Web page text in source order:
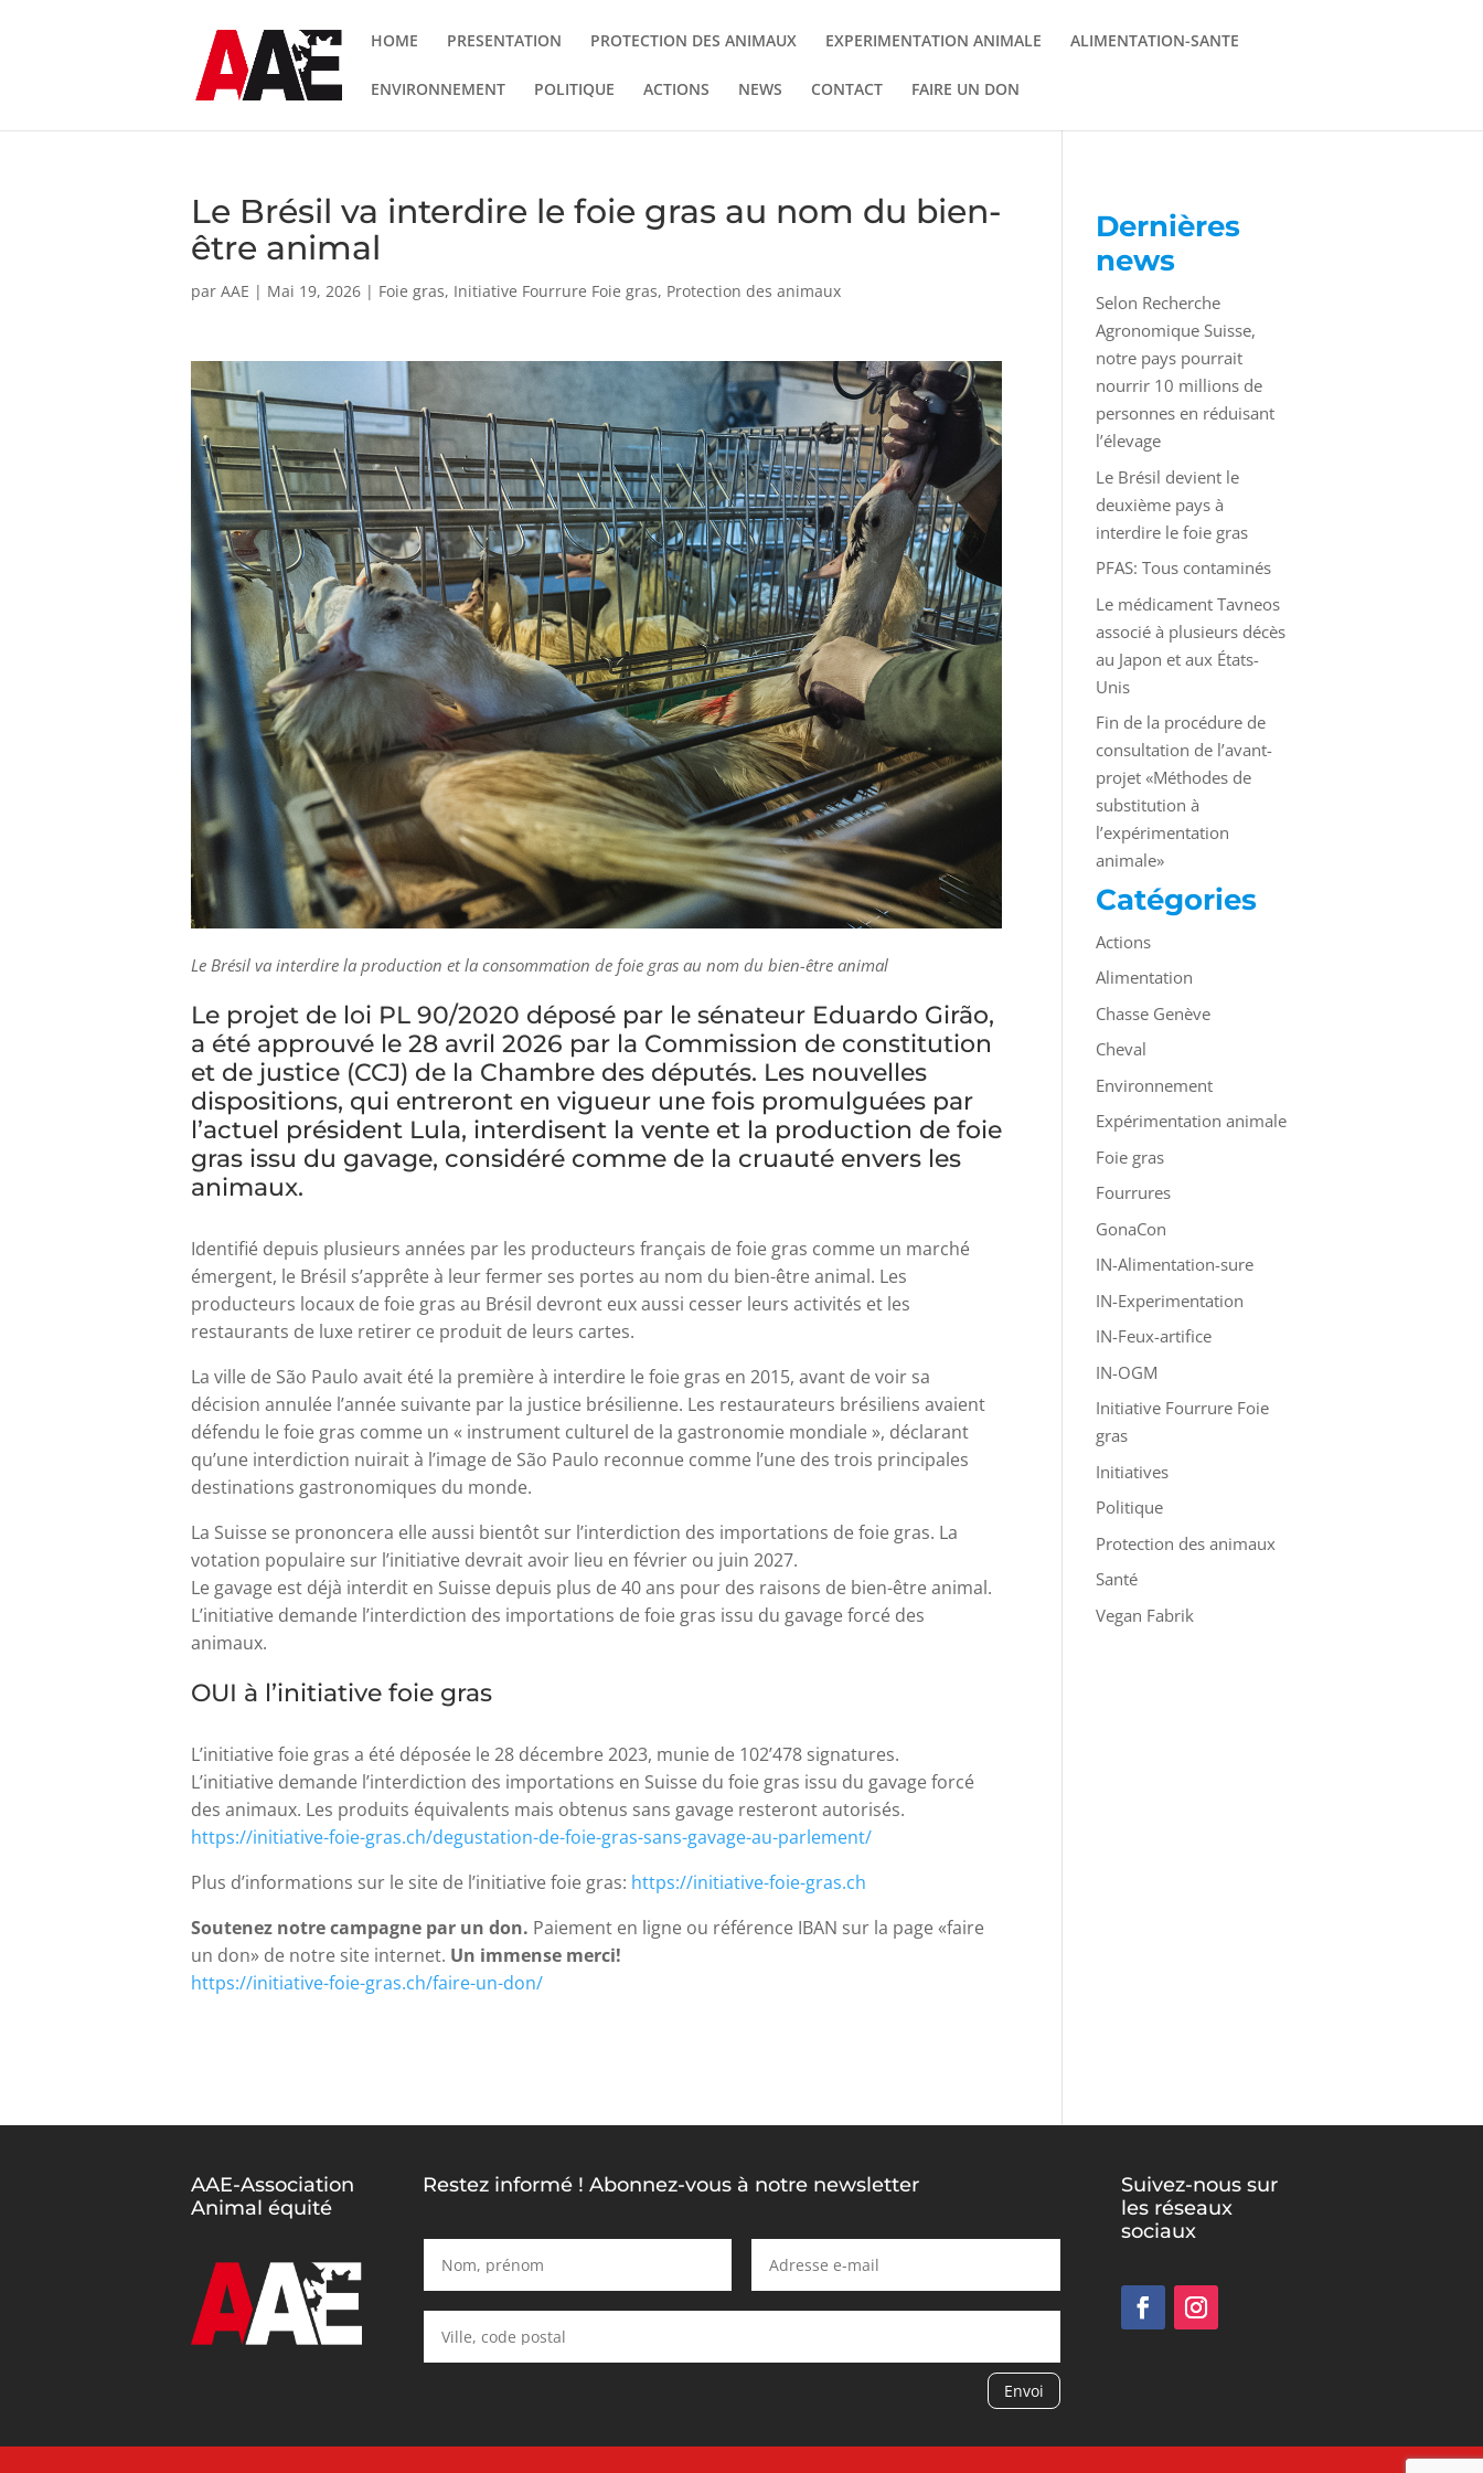
HOME PRESENTATION PROTECTION DES ANIMAUX EXPERIMENTATION ANIMALE ALIMENTATION-SANTE
ENVIRONNEMENT POLITIQUE ACTIONS NEWS CONTACT FAIRE UN DON
Le Brésil va interdire le foie gras au nom du bien-
être animal
par AAE | Mai 19, 2026| Foie gras, Initiative Fourrure Foie gras, Protection des animaux
Le Brésil va interdire la production et la consommation de foie gras au nom du bien-être animal
Le projet de loi PL 90/2020 déposé par le sénateur Eduardo Girão,
a été approuvé le 28 avril 2026 par la Commission de constitution
et de justice (CCJ) de la Chambre des députés. Les nouvelles
dispositions, qui entreront en vigueur une fois promulguées par
l’actuel président Lula, interdisent la vente et la production de foie
gras issu du gavage, considéré comme de la cruauté envers les
animaux.
Identifié depuis plusieurs années par les producteurs français de foie gras comme un marché
émergent, le Brésil s’apprête à leur fermer ses portes au nom du bien-être animal. Les
producteurs locaux de foie gras au Brésil devront eux aussi cesser leurs activités et les
restaurants de luxe retirer ce produit de leurs cartes.
La ville de São Paulo avait été la première à interdire le foie gras en 2015, avant de voir sa
décision annulée l’année suivante par la justice brésilienne. Les restaurateurs brésiliens avaient
défendu le foie gras comme un « instrument culturel de la gastronomie mondiale », déclarant
qu’une interdiction nuirait à l’image de São Paulo reconnue comme l’une des trois principales
destinations gastronomiques du monde.
La Suisse se prononcera elle aussi bientôt sur l’interdiction des importations de foie gras. La
votation populaire sur l’initiative devrait avoir lieu en février ou juin 2027.
Le gavage est déjà interdit en Suisse depuis plus de 40 ans pour des raisons de bien-être animal.
L’initiative demande l’interdiction des importations de foie gras issu du gavage forcé des
animaux.
OUI à l’initiative foie gras
L’initiative foie gras a été déposée le 28 décembre 2023, munie de 102’478 signatures.
L’initiative demande l’interdiction des importations en Suisse du foie gras issu du gavage forcé
des animaux. Les produits équivalents mais obtenus sans gavage resteront autorisés.
https://initiative-foie-gras.ch/degustation-de-foie-gras-sans-gavage-au-parlement/
Plus d’informations sur le site de l’initiative foie gras: https://initiative-foie-gras.ch
Soutenez notre campagne par un don. Paiement en ligne ou référence IBAN sur la page «faire
un don» de notre site internet. Un immense merci!
https://initiative-foie-gras.ch/faire-un-don/
Dernières
news
Selon Recherche
Agronomique Suisse,
notre pays pourrait
nourrir 10 millions de
personnes en réduisant
l’élevage
Le Brésil devient le
deuxième pays à
interdire le foie gras
PFAS: Tous contaminés
Le médicament Tavneos
associé à plusieurs décès
au Japon et aux États-
Unis
Fin de la procédure de
consultation de l’avant-
projet «Méthodes de
substitution à
l’expérimentation
animale»
Catégories
Actions
Alimentation
Chasse Genève
Cheval
Environnement
Expérimentation animale
Foie gras
Fourrures
GonaCon
IN-Alimentation-sure
IN-Experimentation
IN-Feux-artifice
IN-OGM
Initiative Fourrure Foie
gras
Initiatives
Politique
Protection des animaux
Santé
Vegan Fabrik
AAE-Association
Animal équité
Restez informé ! Abonnez-vous à notre newsletter
Envoi
Suivez-nous sur
les réseaux
sociaux